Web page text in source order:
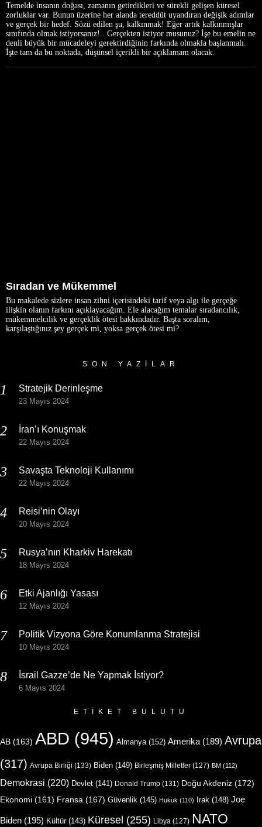
Temelde insanın doğası, zamanın getirdikleri ve sürekli gelişen küresel
zorluklar var. Bunun üzerine her alanda tereddüt uyandıran değişik adımlar
ve gerçek bir hedef. Sözü edilen şu, kalkınmak! Eğer artık kalkınmışlar
sınıfında olmak istiyorsanız!.. Gerçekten istiyor musunuz? İşe bu emelin ne
denli büyük bir mücadeleyi gerektirdiğinin farkında olmakla başlanmalı.
İşte tam da bu noktada, düşünsel içerikli bir açıklamam olacak.
Sıradan ve Mükemmel
Bu makalede sizlere insan zihni içerisindeki tarif veya algı ile gerçeğe
ilişkin olanın farkını açıklayacağım. Ele alacağım temalar sıradancılık,
mükemmelcilik ve gerçeklik ötesi hakkındadır. Başta soralım,
karşılaştığınız şey gerçek mi, yoksa gerçek ötesi mi?
SON YAZILAR
Stratejik Derinleşme
23 Mayıs 2024
İran’ı Konuşmak
22 Mayıs 2024
Savaşta Teknoloji Kullanımı
22 Mayıs 2024
Reisi’nin Olayı
20 Mayıs 2024
Rusya’nın Kharkiv Harekatı
18 Mayıs 2024
Etki Ajanlığı Yasası
12 Mayıs 2024
Politik Vizyona Göre Konumlanma Stratejisi
10 Mayıs 2024
İsrail Gazze’de Ne Yapmak İstiyor?
6 Mayıs 2024
ETIKET BULUTU
AB (163) ABD (945) Almanya (152) Amerika (189) Avrupa
(317) Avrupa Birliği (133) Biden (149) Birleşmiş Milletler (127) BM (112)
Demokrasi (220) Devlet (141) Donald Trump (131) Doğu Akdeniz (172)
Ekonomi (161) Fransa (167) Güvenlik (145) Hukuk (110) Irak (148) Joe
Biden (195) Kültür(143) Küresel (255) Libya (127) NATO